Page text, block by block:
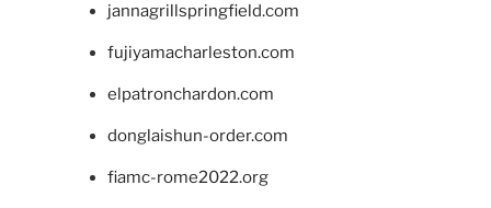
jannagrillspringfield.com
fujiyamacharleston.com
elpatronchardon.com
donglaishun-order.com
fiamc-rome2022.org